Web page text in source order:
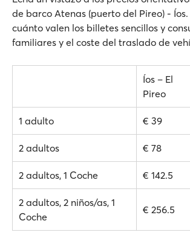
de barco Atenas (puerto del Pireo) -
cuánto valen los billetes sencillos y
familiares y el coste del traslado de
Íos – El
Pireo
1 adulto € 39
2 adultos € 78
2 adultos, 1 Coche € 142.5
2 adultos, 2 niños/as, 1
Coche
€ 256.5